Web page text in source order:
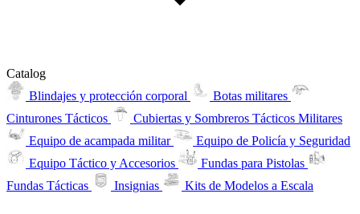
Catalog
Blindajes y protección corporal
Botas militares
Cinturones Tácticos
Cubiertas y Sombreros Tácticos Militares
Equipo de acampada militar
Equipo de Policía y Seguridad
Equipo Táctico y Accesorios
Fundas para Pistolas
Fundas Tácticas
Insignias Kits de Modelos a Escala